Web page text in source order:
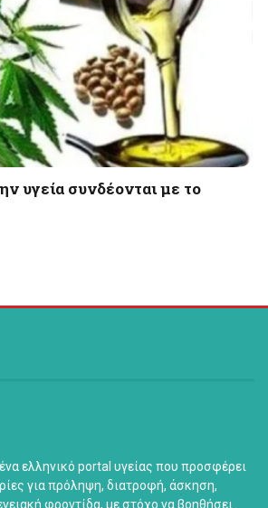
υγεία συνδέονται με τo
ελληνικό portal υγείας που προσφέρει
για πρόληψη, διατροφή, άσκηση,
φροντίδα, με στόχο να βοηθήσει